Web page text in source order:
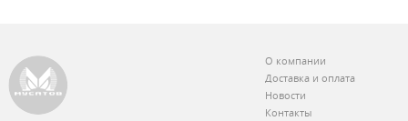
О компании
Доставка и оплата
Новости
Контакты